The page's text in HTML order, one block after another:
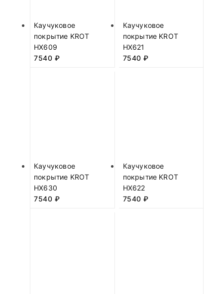
Каучуковое
покрытие KROT
HX609
7540 ₽
Каучуковое
покрытие KROT
HX621
7540 ₽
Каучуковое
покрытие KROT
HX630
7540 ₽
Каучуковое
покрытие KROT
HX622
7540 ₽